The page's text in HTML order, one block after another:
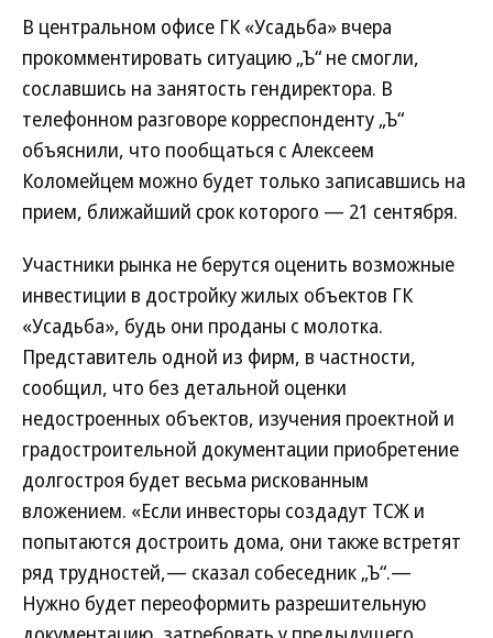
В центральном офисе ГК «Усадьба» вчера
прокомментировать ситуацию „Ъ“ не смогли,
сославшись на занятость гендиректора. В
телефонном разговоре корреспонденту „Ъ“
объяснили, что пообщаться с Алексеем
Коломейцем можно будет только записавшись на
прием, ближайший срок которого — 21 сентября.
Участники рынка не берутся оценить возможные
инвестиции в достройку жилых объектов ГК
«Усадьба», будь они проданы с молотка.
Представитель одной из фирм, в частности,
сообщил, что без детальной оценки
недостроенных объектов, изучения проектной и
градостроительной документации приобретение
долгостроя будет весьма рискованным
вложением. «Если инвесторы создадут ТСЖ и
попытаются достроить дома, они также встретят
ряд трудностей,— сказал собеседник „Ъ“.—
Нужно будет переоформить разрешительную